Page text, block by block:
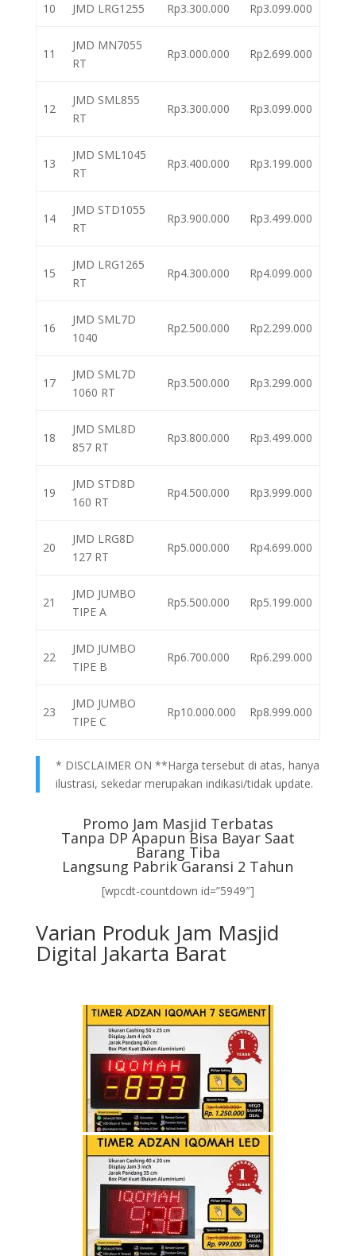
10 JMD LRG1255 Rp3.300.000 Rp3.099.000
11
JMD MN7055
RT
Rp3.000.000 Rp2.699.000
12
JMD SML855
RT
Rp3.300.000 Rp3.099.000
13
JMD SML1045
RT
Rp3.400.000 Rp3.199.000
14
JMD STD1055
RT
Rp3.900.000 Rp3.499.000
15
JMD LRG1265
RT
Rp4.300.000 Rp4.099.000
16
JMD SML7D
1040
Rp2.500.000 Rp2.299.000
17
JMD SML7D
1060 RT
Rp3.500.000 Rp3.299.000
18
JMD SML8D
857 RT
Rp3.800.000 Rp3.499.000
19
JMD STD8D
160 RT
Rp4.500.000 Rp3.999.000
20
JMD LRG8D
127 RT
Rp5.000.000 Rp4.699.000
21
JMD JUMBO
TIPE A
Rp5.500.000 Rp5.199.000
22
JMD JUMBO
TIPE B
Rp6.700.000 Rp6.299.000
23
JMD JUMBO
TIPE C
Rp10.000.000 Rp8.999.000
* DISCLAIMER ON **Harga tersebut di atas, hanya
ilustrasi, sekedar merupakan indikasi/tidak update.
Promo Jam Masjid Terbatas
Tanpa DP Apapun Bisa Bayar Saat
Barang Tiba
Langsung Pabrik Garansi 2 Tahun
[wpcdt-countdown id=”5949″]
Varian Produk Jam Masjid
Digital Jakarta Barat